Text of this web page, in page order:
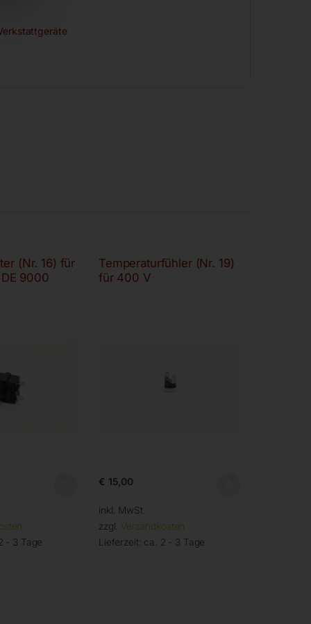
(Nr. 16) für
DE 9000
- 3 Tage
Temperaturfühler (Nr. 19)
für 400 V
€ 15,00
inkl. MwSt.
zzgl. Versandkosten
Lieferzeit: ca. 2 - 3 Tage